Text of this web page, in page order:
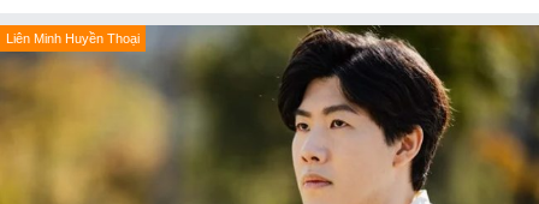
Liên Minh Huyền Thoại